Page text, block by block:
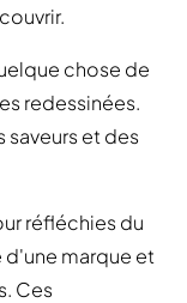
chose de
redessinées.
saveurs et des
réfléchies du
marque et
Ces